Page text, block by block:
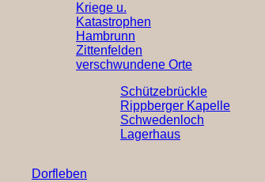
Kriege u.
Katastrophen
Hambrunn
Zittenfelden
verschwundene Orte
Schützebrückle
Rippberger Kapelle
Schwedenloch
Lagerhaus
Dorfleben